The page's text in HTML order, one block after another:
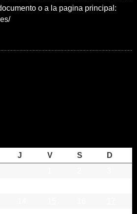
o a la pagina principal:
J V S
D